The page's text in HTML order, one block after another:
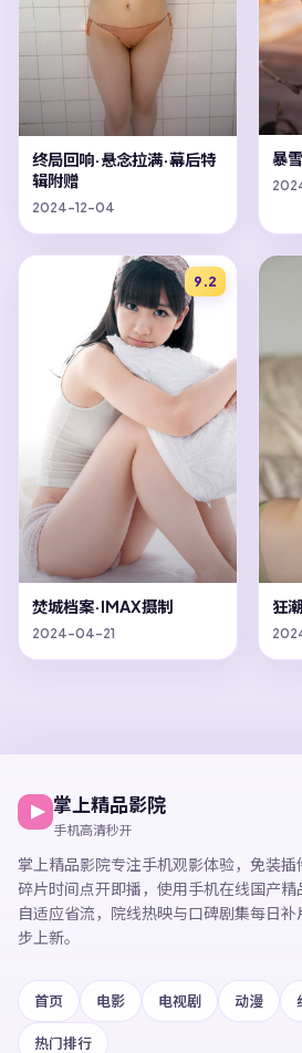
终局回响·悬念拉满·幕后特
辑附赠
2024-12-04
暴
9.2
焚城档案·IMAX摄制
2024-04-21
狂
掌上精品影院
手机高清秒开
掌上精品影院专注手机观影体验， 免装插
碎片时间点开即播， 使用手机在线国产精
自适应省流，院线热映与口碑剧集每日补
步上新。
首页 电影 电视剧 动漫
热门排行